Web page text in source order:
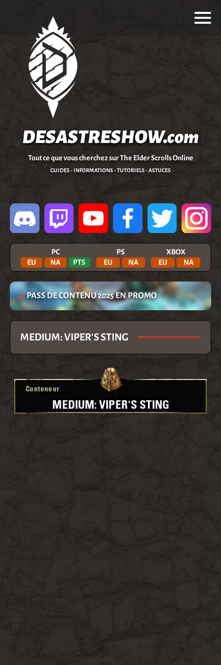
DESASTRESHOW.com
Tout ce que vous cherchez sur The Elder Scrolls Online
GUIDES - INFORMATIONS - TUTORIELS - ASTUCES
PC
EU
NA PTS
PS
EU
NA
XBOX
EU
NA
PASS DE CONTENU 2025 EN PROMO
MEDIUM: VIPER'S STING
Conteneur
MEDIUM: VIPER'S STING